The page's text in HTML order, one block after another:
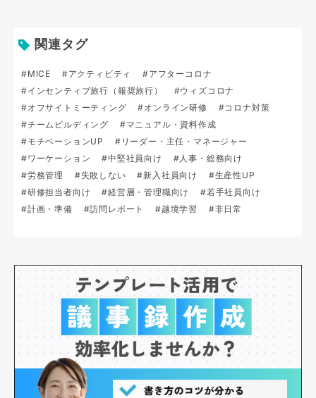
関連タグ
#MICE #アクティビティ
#アフターコロナ
#インセンティブ旅行（報奨旅行）
#ウィズコロナ
#オフサイトミーティング
#オンライン研修
#コロナ対策
#チームビルディング
#マニュアル・資料作成
#モチベーションUP
#リーダー・主任・マネージャー
#ワーケーション
#中堅社員向け
#人事・総務向け
#労務管理
#失敗しない #新入社員向け
#生産性UP
#研修担当者向け
#経営層・管理職向け
#若手社員向け
#計画・準備
#訪問レポート #越境学習 #非日常